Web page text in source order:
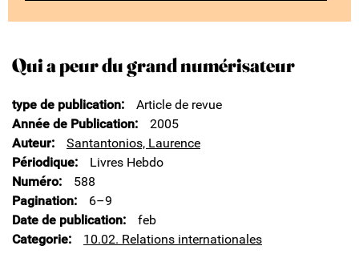
Qui a peur du grand numérisateur
type de publication
Article de revue
Année de Publication
2005
Auteur
Santantonios, Laurence
Périodique
Livres Hebdo
Numéro
588
Pagination
6–9
Date de publication
feb
Categorie
10.02. Relations internationales